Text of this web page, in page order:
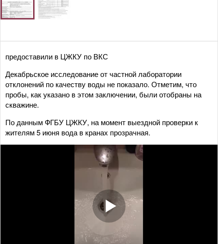
предоставили в ЦЖКУ по ВКС
Декабрьское исследование от частной лаборатории
отклонений по качеству воды не показало. Отметим, что
пробы, как указано в этом заключении, были отобраны на
скважине.
По данным ФГБУ ЦЖКУ, на момент выездной проверки к
жителям 5 июня вода в кранах прозрачная.